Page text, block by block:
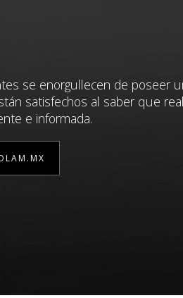
se enorgullecen de poseer
satisfechos al saber que
e informada.